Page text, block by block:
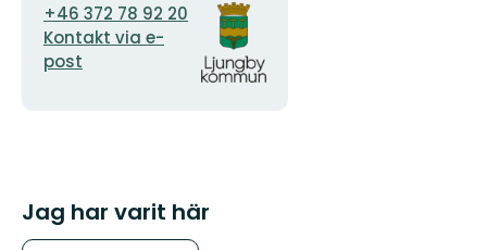
E-
postadress
+46 372 78 92 20
Kontakt via e-
post
Organisationens
logotyp
Jag har varit här